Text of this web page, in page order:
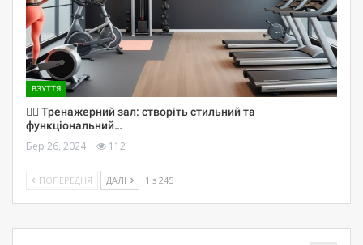
ВЗУТТЯ
🏋️‍♀️ Тренажерний зал: створіть стильний та
функціональний…
Бер 26, 2024 112
ПОПЕРЕДНЯ ДАЛІ 1 з 245